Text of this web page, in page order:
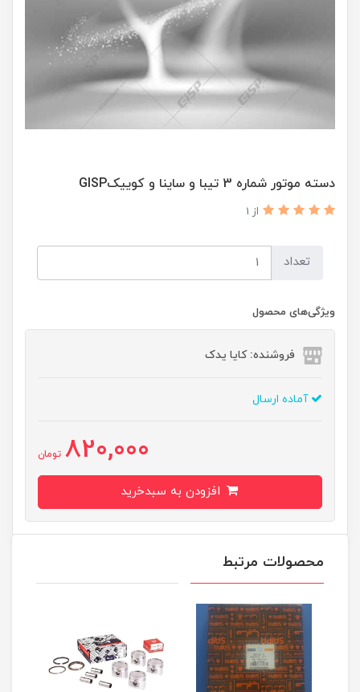
دسته موتور شماره 3 تیبا و ساینا و کوییکGISP
از 1
تعداد
ویژگی‌های محصول
فروشنده: کایا یدک
آماده ارسال
820,000 تومان
محصولات مرتبط